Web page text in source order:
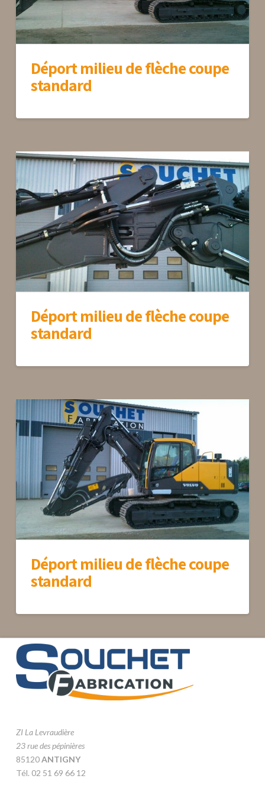
Déport milieu de flèche coupe
standard
Déport milieu de flèche coupe
standard
Déport milieu de flèche coupe
standard
ZI La Levraudière
23 rue des pépinières
85120ANTIGNY
Tél. 02 51 69 66 12